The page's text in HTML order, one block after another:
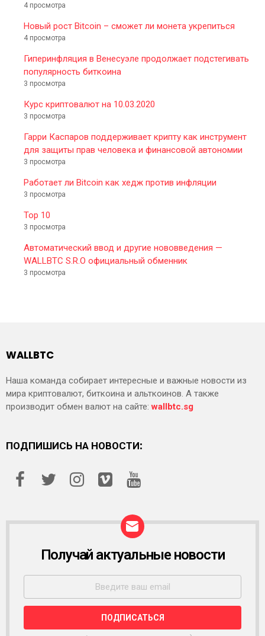
4 просмотра
Новый рост Bitcoin – сможет ли монета укрепиться
4 просмотра
Гиперинфляция в Венесуэле продолжает подстегивать
популярность биткоина
3 просмотра
Курс криптовалют на 10.03.2020
3 просмотра
Гарри Каспаров поддерживает крипту как инструмент
для защиты прав человека и финансовой автономии
3 просмотра
Работает ли Bitcoin как хедж против инфляции
3 просмотра
Top 10
3 просмотра
Автоматический ввод и другие нововведения —
WALLBTC S.R.O официальный обменник
3 просмотра
WALLBTC
Наша команда собирает интересные и важные новости из
мира криптовалют, биткоина и альткоинов. А также
производит обмен валют на сайте:wallbtc.sg
ПОДПИШИСЬ НА НОВОСТИ:
С
Ы
Л
К
Получай актуальные новости